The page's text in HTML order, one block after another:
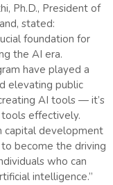
Ph.D., President of
stated:
foundation for
the AI era.
have played a
elevating public
AI tools — it’s
effectively.
capital development
become the driving
who can
intelligence.”